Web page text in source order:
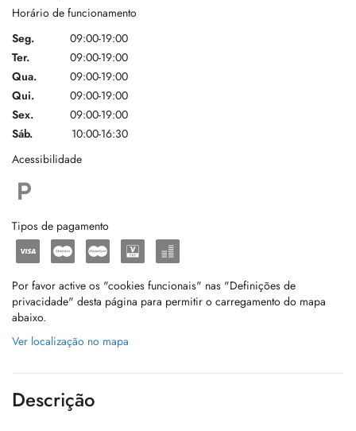
Horário de funcionamento
Seg.
09:00-19:00
Ter.
09:00-19:00
Qua.
09:00-19:00
Qui.
09:00-19:00
Sex.
09:00-19:00
Sáb.
10:00-16:30
Acessibilidade
Tipos de pagamento
Por favor active os "cookies funcionais" nas "Definições de
privacidade" desta página para permitir o carregamento do mapa
abaixo.
Ver localização no mapa
Descrição